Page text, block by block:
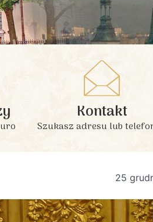
Kontakt
Szukasz adresu lub
25